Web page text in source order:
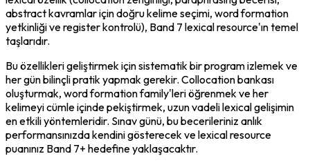
abstract kavramlar için doğru kelime seçimi, word formation
yetkinliği ve register kontrolü), Band 7 lexical resource'ın temel
taşlarıdır.
Bu özellikleri geliştirmek için sistematik bir program izlemek ve
her gün bilinçli pratik yapmak gerekir. Collocation bankası
oluşturmak, word formation family'leri öğrenmek ve her
kelimeyi cümle içinde pekiştirmek, uzun vadeli lexical gelişimin
en etkili yöntemleridir. Sınav günü, bu becerileriniz anlık
performansınızda kendini gösterecek ve lexical resource
puanınız Band 7+ hedefine yaklaşacaktır.